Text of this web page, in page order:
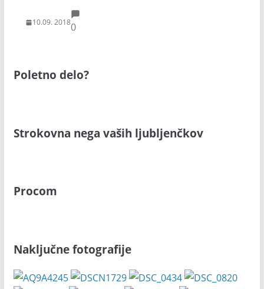
10.09. 20180
Poletno delo?
Strokovna nega vaših ljubljenčkov
Procom
Naključne fotografije